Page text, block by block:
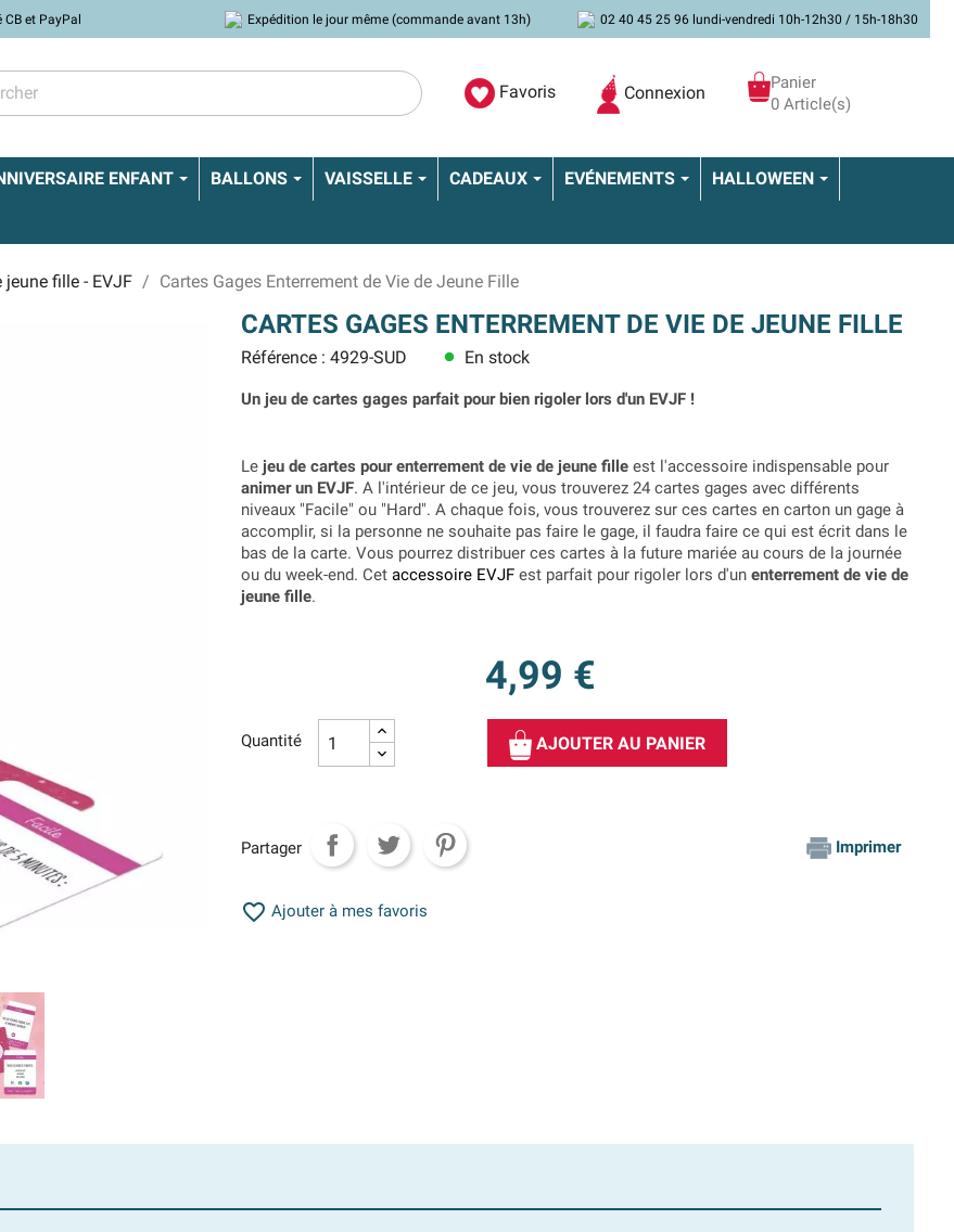
CB et PayPal Expédition le jour même (commande avant 13h) 02 40 45 25 96 lundi-vendredi 10h-12h30 / 15h-18h30
Favoris Connexion
Panier
0 Article(s)
ENFANT BALLONS VAISSELLE CADEAUX EVÉNEMENTS HALLOWEEN
jeune fille - EVJF Cartes Gages Enterrement de Vie de Jeune Fille
CARTES GAGES ENTERREMENT DE VIE DE JEUNE FILLE
Référence : 4929-SUD lens En stock
Un jeu de cartes gages parfait pour bien rigoler lors d'un EVJF !
Le jeu de cartes pour enterrement de vie de jeune fille est l'accessoire indispensable pour
animer un EVJF. A l'intérieur de ce jeu, vous trouverez 24 cartes gages avec différents
niveaux "Facile" ou "Hard". A chaque fois, vous trouverez sur ces cartes en carton un gage à
accomplir, si la personne ne souhaite pas faire le gage, il faudra faire ce qui est écrit dans le
bas de la carte. Vous pourrez distribuer ces cartes à la future mariée au cours de la journée
ou du week-end. Cet accessoire EVJF est parfait pour rigoler lors d'un enterrement de vie de
jeune fille.
4,99 €
Quantité AJOUTER AU PANIER
Partager Imprimer
 Ajouter à mes favoris